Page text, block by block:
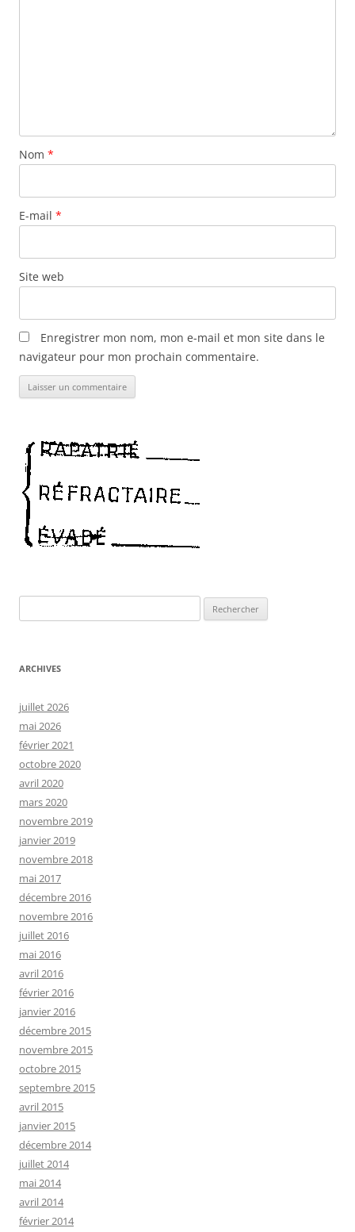
Nom *
E-mail *
Site web
Enregistrer mon nom, mon e-mail et mon site dans le
navigateur pour mon prochain commentaire.
ARCHIVES
juillet 2026
mai 2026
février 2021
octobre 2020
avril 2020
mars 2020
novembre 2019
janvier 2019
novembre 2018
mai 2017
décembre 2016
novembre 2016
juillet 2016
mai 2016
avril 2016
février 2016
janvier 2016
décembre 2015
novembre 2015
octobre 2015
septembre 2015
avril 2015
janvier 2015
décembre 2014
juillet 2014
mai 2014
avril 2014
février 2014